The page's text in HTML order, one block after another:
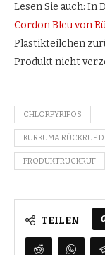
Lesen Sie auch: In
Cordon Bleu von
Plastikteilchen
Produkt nicht
CHLORPYRIFOS
KURKUMA RÜCKRUF
PRODUKTRÜCKRUF
TEILEN